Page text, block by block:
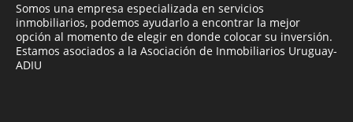
Somos una empresa especializada en servicios
inmobiliarios, podemos ayudarlo a encontrar la mejor
opción al momento de elegir en donde colocar su inversión.
Estamos asociados a la Asociación de Inmobiliarios Uruguay-
ADIU